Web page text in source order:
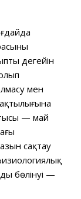
деңгейін
мен
— май
сақтау
бөлінуі —